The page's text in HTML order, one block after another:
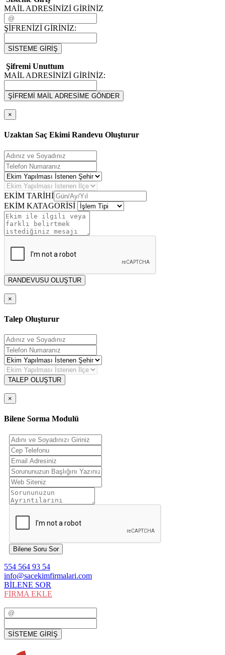
MAİL ADRESİNİZİ GİRİNİZ
ŞİFRENİZİ GİRİNİZ:
SİSTEME GİRİŞ
Şifremi Unuttum
MAİL ADRESİNİZİ GİRİNİZ:
ŞİFREMİ MAİL ADRESİME GÖNDER
×
Uzaktan Saç Ekimi Randevu Oluşturur
EKİM TARİHİ
EKİM KATAGORİSİ
RANDEVUSU OLUŞTUR
×
Talep Oluşturur
TALEP OLUŞTUR
×
Bilene Sorma Modulü
Bilene Soru Sor
554 564 93 54
info@sacekimfirmalari.com
BİLENE SOR
FİRMA EKLE
SİSTEME GİRİŞ